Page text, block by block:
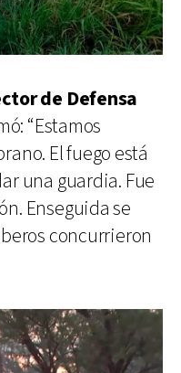
de Defensa
“Estamos
El fuego está
una guardia. Fue
Enseguida se
concurrieron